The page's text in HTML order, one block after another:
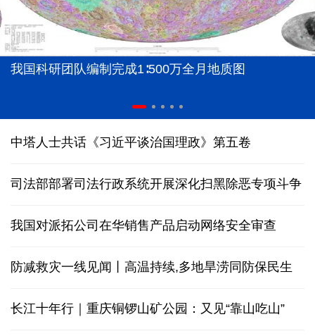
我国科研团队编制完成1∶500万全月地质图
中塔人士共话《习近平谈治国理政》第五卷
司法部部署司法行政系统开展深化扫黑除恶专项斗争
我国对派拓公司在华销售产品启动网络安全审查
防减救灾一线见闻丨高温持续,多地旱涝同防保民生
长江十年行｜重庆铜锣山矿公园：又见“靠山吃山”